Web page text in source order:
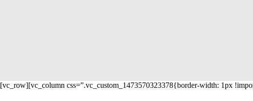
[vc_row][vc_column css=”.vc_custom_1473570323378{border-width: 1px